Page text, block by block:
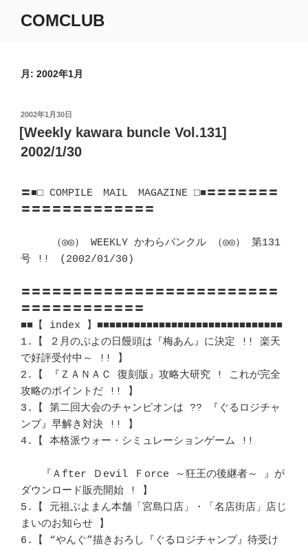
COMCLUB
月: 2002年1月
投
稿
日:
2002年1月30日
[Weekly kawara buncle Vol.131]
2002/1/30
〓■□ COMPILE　MAIL　MAGAZINE □■〓〓〓〓〓〓〓
〓〓〓〓〓〓〓〓〓〓〓〓〓
（◎◎） WEEKLY かわらバンクル （◎◎） 第131
号 !!　(2002/01/30)
〓〓〓〓〓〓〓〓〓〓〓〓〓〓〓〓〓〓〓〓〓〓〓〓〓
〓〓〓〓〓〓〓〓〓〓〓〓
■■【 index 】■■■■■■■■■■■■■■■■■■■■■■■■■■■■■■
1.【 ２月のぷよの日饅頭は『梅あん』に決定 !! 楽天
で好評受付中～ !! 】
2.【 『ＺＡＮＡＣ 復刻版』攻略大研究 ! これが完全
攻略のポイントだ !! 】
3.【 第二回大会のチャンピオンは ?? 『ぐるロジチャ
ンプ』早解き対決 !! 】
4.【 本格派ウォー・シミュレーションゲーム !!
『Ａfter Ｄevil Ｆorce ～狂王の後継者～ 』が
ダウンロード販売開始 ! 】
5.【 元祖ぷよまん本舗「宮島口店」・「名店街店」店じ
まいのお知らせ 】
6.【 “やんぐ”描きおろし『ぐるロジチャンプ』待受け